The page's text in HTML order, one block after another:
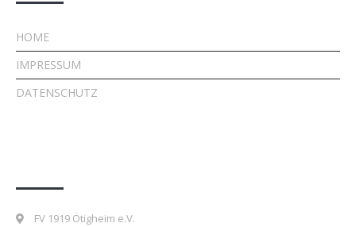
HOME
IMPRESSUM
DATENSCHUTZ
FV 1919 Ötigheim e.V.